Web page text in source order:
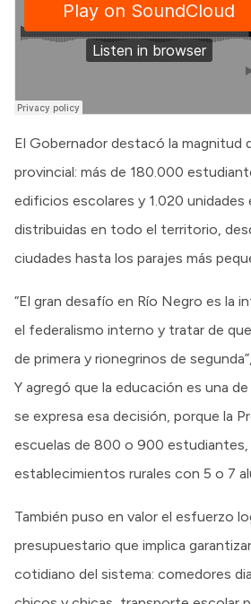
El Gobernador destacó la magnitud
provincial: más de 180.000
edificios escolares y 1.020 unidades
distribuidas en todo el territorio,
ciudades hasta los parajes más
“El gran desafío en Río Negro es la
el federalismo interno y tratar de
de primera y rionegrinos de
Y agregó que la educación es una
se expresa esa decisión, porque la
escuelas de 800 o 900 estudiantes,
establecimientos rurales con 5 o 7
También puso en valor el esfuerzo
presupuestario que implica
cotidiano del sistema: comedores